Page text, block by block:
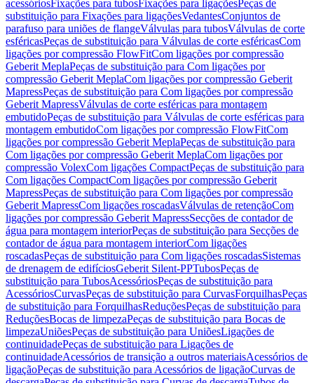
acessóriosFixações para tubosFixações para ligaçõesPeças de
substituição para Fixações para ligaçõesVedantesConjuntos de
parafuso para uniões de flangeVálvulas para tubosVálvulas de corte
esféricasPeças de substituição para Válvulas de corte esféricasCom
ligações por compressão FlowFitCom ligações por compressão
Geberit MeplaPeças de substituição para Com ligações por
compressão Geberit MeplaCom ligações por compressão Geberit
MapressPeças de substituição para Com ligações por compressão
Geberit MapressVálvulas de corte esféricas para montagem
embutidoPeças de substituição para Válvulas de corte esféricas para
montagem embutidoCom ligações por compressão FlowFitCom
ligações por compressão Geberit MeplaPeças de substituição para
Com ligações por compressão Geberit MeplaCom ligações por
compressão VolexCom ligações CompactPeças de substituição para
Com ligações CompactCom ligações por compressão Geberit
MapressPeças de substituição para Com ligações por compressão
Geberit MapressCom ligações roscadasVálvulas de retençãoCom
ligações por compressão Geberit MapressSecções de contador de
água para montagem interiorPeças de substituição para Secções de
contador de água para montagem interiorCom ligações
roscadasPeças de substituição para Com ligações roscadasSistemas
de drenagem de edifíciosGeberit Silent-PPTubosPeças de
substituição para TubosAcessóriosPeças de substituição para
AcessóriosCurvasPeças de substituição para CurvasForquilhasPeças
de substituição para ForquilhasReduçõesPeças de substituição para
ReduçõesBocas de limpezaPeças de substituição para Bocas de
limpezaUniõesPeças de substituição para UniõesLigações de
continuidadePeças de substituição para Ligações de
continuidadeAcessórios de transição a outros materiaisAcessórios de
ligaçãoPeças de substituição para Acessórios de ligaçãoCurvas de